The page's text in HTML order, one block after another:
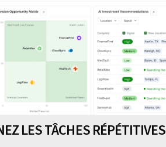
LES TÂCHES RÉPÉTITIVES